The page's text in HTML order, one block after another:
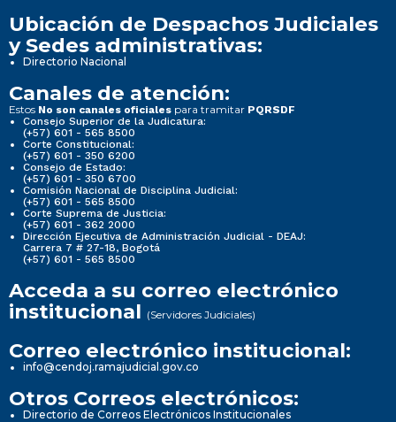
Ubicación de Despachos Judiciales
y Sedes administrativas:
Directorio Nacional
Canales de atención:
Estos No son canales oficiales para tramitar PQRSDF
Consejo Superior de la Judicatura:
(+57) 601 - 565 8500
Corte Constitucional:
(+57) 601 - 350 6200
Consejo de Estado:
(+57) 601 - 350 6700
Comisión Nacional de Disciplina Judicial:
(+57) 601 - 565 8500
Corte Suprema de Justicia:
(+57) 601 - 362 2000
Dirección Ejecutiva de Administración Judicial - DEAJ:
Carrera 7 # 27-18, Bogotá
(+57) 601 - 565 8500
Acceda a su correo electrónico
institucional (Servidores Judiciales)
Correo electrónico institucional:
info@cendoj.ramajudicial.gov.co
Otros Correos electrónicos:
Directorio de Correos Electrónicos Institucionales